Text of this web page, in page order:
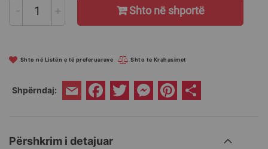
- + Shto në shportë
Shto në Listën e të preferuarave Shto te Krahasimet
Shpërndaj: Email Facebook
Twitter Messenger
Pinterest
Përshkrim i detajuar